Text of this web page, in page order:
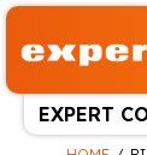
EXPERT